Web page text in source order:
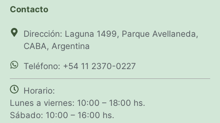
Contacto
Dirección: Laguna 1499, Parque Avellaneda,
CABA, Argentina
Teléfono: +54 11 2370-0227
Horario:
Lunes a viernes: 10:00 – 18:00 hs.
Sábado: 10:00 – 16:00 hs.